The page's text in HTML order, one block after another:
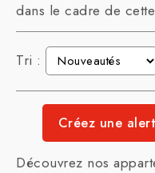
dans le cadre de
Tri :
Découvrez nos